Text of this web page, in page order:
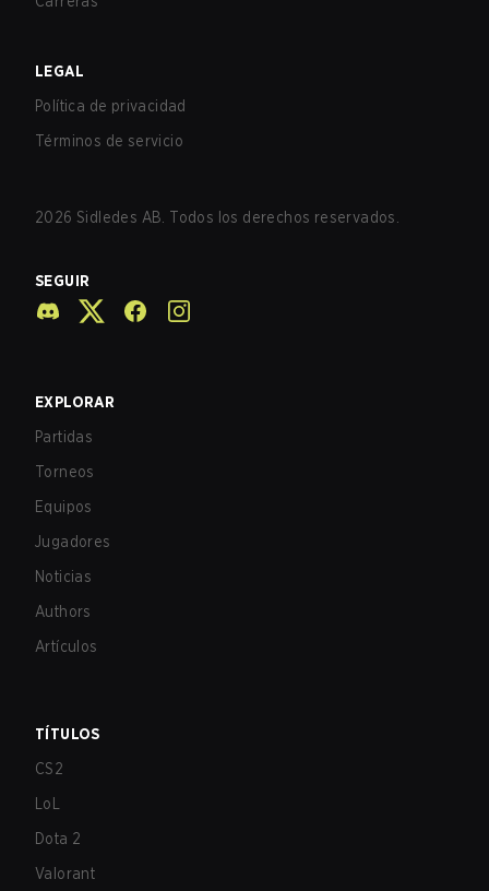
LEGAL
Política de privacidad
Términos de servicio
2026 Sidledes AB. Todos los derechos reservados.
SEGUIR
EXPLORAR
Partidas
Torneos
Equipos
Jugadores
Noticias
Authors
Artículos
TÍTULOS
CS2
LoL
Dota 2
Valorant